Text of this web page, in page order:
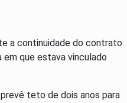
a continuidade do contrato
que estava vinculado
teto de dois anos para